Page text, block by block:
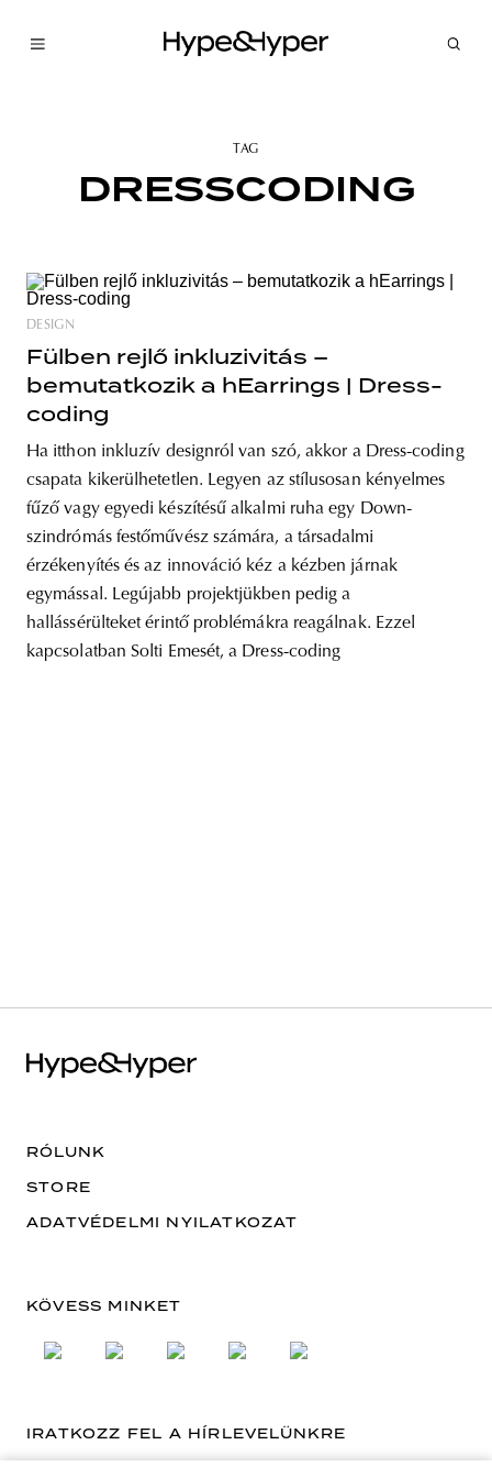
budapest poland branding
TAG
DRESSCODING
DESIGN
Fülben rejlő inkluzivitás –
bemutatkozik a hEarrings | Dress-
coding
Ha itthon inkluzív designról van szó, akkor a Dress-coding
csapata kikerülhetetlen. Legyen az stílusosan kényelmes
fűző vagy egyedi készítésű alkalmi ruha egy Down-
szindrómás festőművész számára, a társadalmi
érzékenyítés és az innováció kéz a kézben járnak
egymással. Legújabb projektjükben pedig a
hallássérülteket érintő problémákra reagálnak. Ezzel
kapcsolatban Solti Emesét, a Dress-coding
RÓLUNK
STORE
ADATVÉDELMI NYILATKOZAT
KÖVESS MINKET
IRATKOZZ FEL A HÍRLEVELÜNKRE